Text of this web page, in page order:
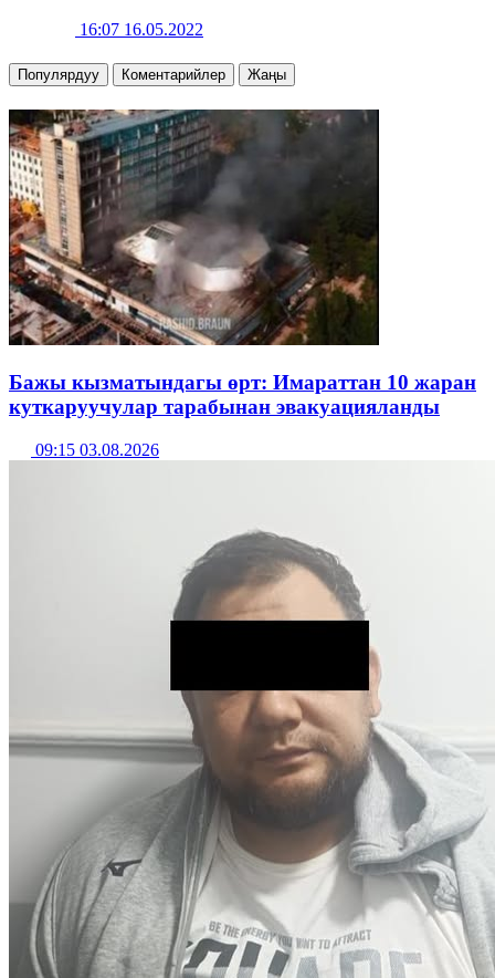
16:07 16.05.2022
Популярдуу Коментарийлер Жаңы
Бажы кызматындагы өрт: Имараттан 10 жаран
куткаруучулар тарабынан эвакуацияланды
09:15 03.08.2026